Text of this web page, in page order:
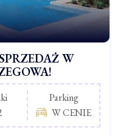
W
Parking
W CENIE